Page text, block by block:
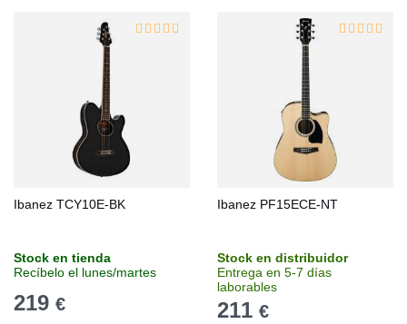
Ibanez TCY10E-BK
Stock en tienda
Recíbelo el lunes/martes
219 €
Ibanez PF15ECE-NT
Stock en distribuidor
Entrega en 5-7 días
laborables
211 €